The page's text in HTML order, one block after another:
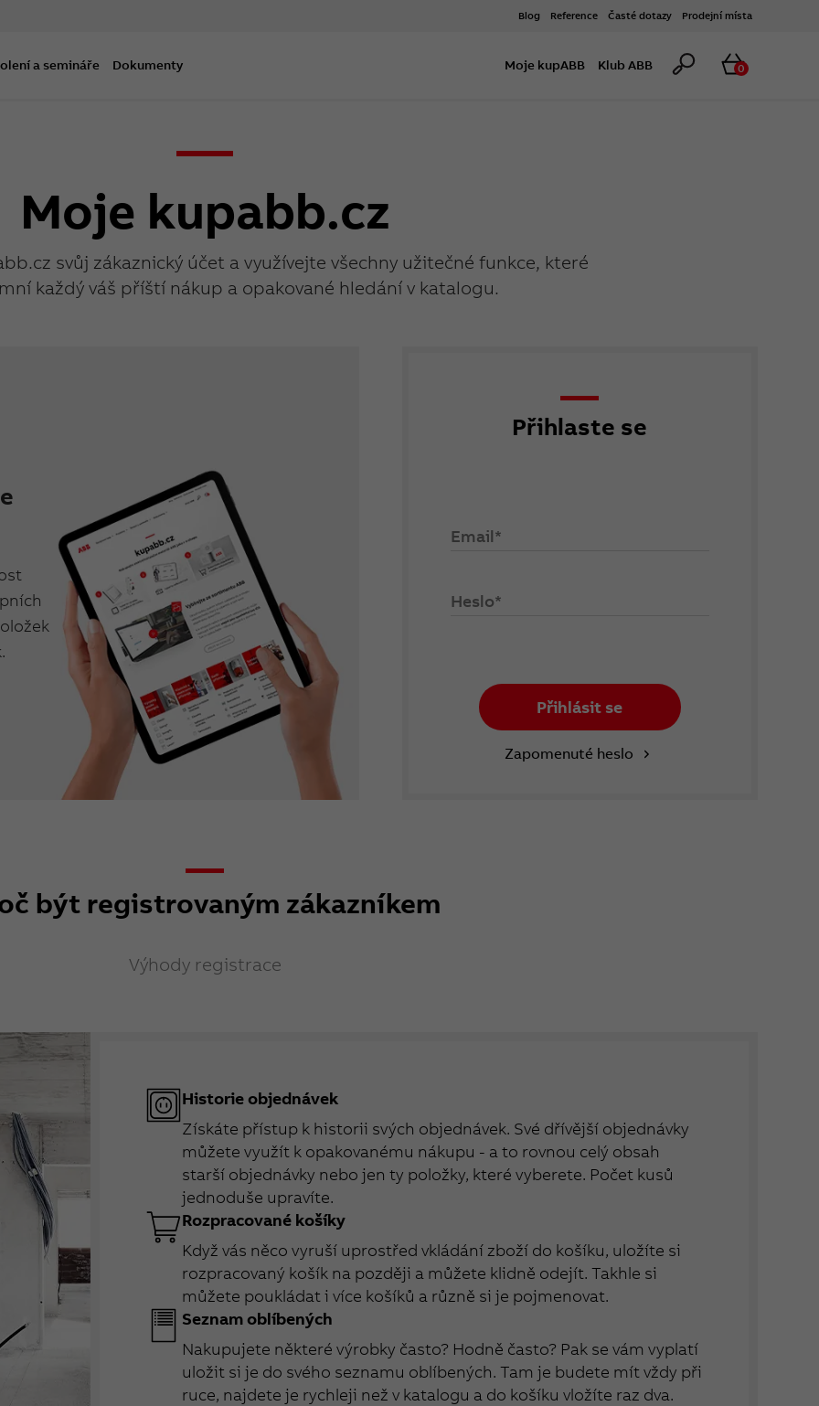
Blog Reference Časté dotazy Prodejní místa
a semináře Dokumenty Moje kupABB Klub ABB Hledat
0
Moje kupabb.cz
svůj zákaznický účet a využívejte všechny užitečné funkce, které
každý váš příští nákup a opakované hledání v katalogu.
Přihlaste se
Email*
Heslo*
Přihlásit se
Zapomenuté heslo
být registrovaným zákazníkem
Výhody registrace
Historie objednávek
Získáte přístup k historii svých objednávek. Své dřívější objednávky
můžete využít k opakovanému nákupu - a to rovnou celý obsah
starší objednávky nebo jen ty položky, které vyberete. Počet kusů
jednoduše upravíte.
Rozpracované košíky
Když vás něco vyruší uprostřed vkládání zboží do košíku, uložíte si
rozpracovaný košík na později a můžete klidně odejít. Takhle si
můžete poukládat i více košíků a různě si je pojmenovat.
Seznam oblíbených
Nakupujete některé výrobky často? Hodně často? Pak se vám vyplatí
uložit si je do svého seznamu oblíbených. Tam je budete mít vždy při
ruce, najdete je rychleji než v katalogu a do košíku vložíte raz dva.